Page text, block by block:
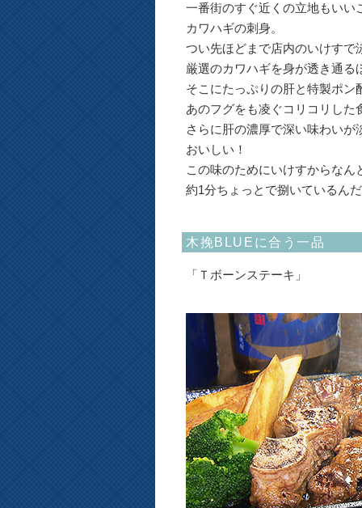
一番街のすぐ近くの立地もいい
カワハギの刺身。
つい先ほどまで店内のいけすで
厳選のカワハギを身が透き通る
そこにたっぷりの肝と特製ポン
あのフグをも凌ぐコリコリした
さらに肝の濃厚で深い味わい
おいしい！
この味のためにいけすからなん
約1分ちょっとで捌いているん
木挽BLUEに合う一品
「Ｔボーンステーキ」